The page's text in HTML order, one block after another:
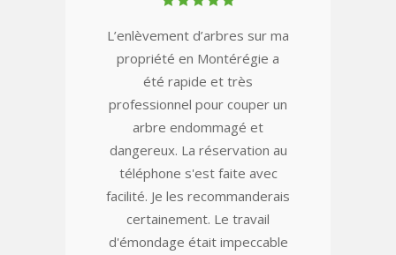
L’enlèvement d’arbres sur ma
propriété en Montérégie a
été rapide et très
professionnel pour couper un
arbre endommagé et
dangereux. La réservation au
téléphone s'est faite avec
facilité. Je les recommanderais
certainement. Le travail
d'émondage était impeccable